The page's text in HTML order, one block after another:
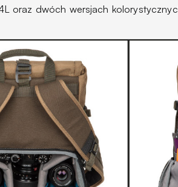
oraz dwóch wersjach